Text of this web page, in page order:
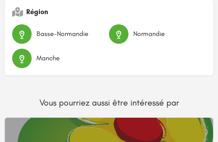
Région
Basse-Normandie Normandie
Manche
Vous pourriez aussi être intéressé par